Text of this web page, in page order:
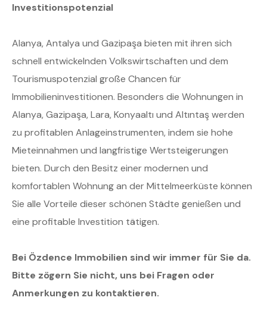
Investitionspotenzial
Alanya, Antalya und Gazipaşa bieten mit ihren sich
schnell entwickelnden Volkswirtschaften und dem
Tourismuspotenzial große Chancen für
Immobilieninvestitionen. Besonders die Wohnungen in
Alanya, Gazipaşa, Lara, Konyaaltı und Altıntaş werden
zu profitablen Anlageinstrumenten, indem sie hohe
Mieteinnahmen und langfristige Wertsteigerungen
bieten. Durch den Besitz einer modernen und
komfortablen Wohnung an der Mittelmeerküste können
Sie alle Vorteile dieser schönen Städte genießen und
eine profitable Investition tätigen.
Bei Özdence Immobilien sind wir immer für Sie da.
Bitte zögern Sie nicht, uns bei Fragen oder
Anmerkungen zu kontaktieren.